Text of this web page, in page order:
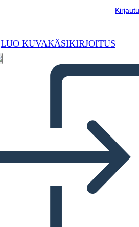
LUO KUVAKÄSIKIRJOITUS